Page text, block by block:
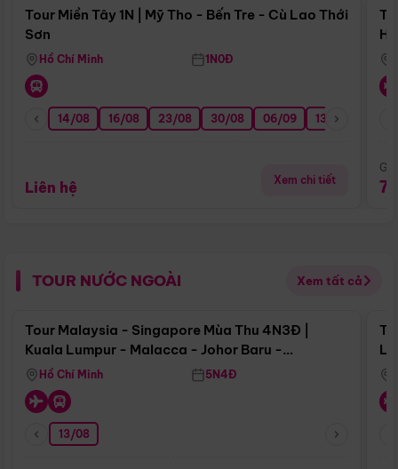
Tour Miền Tây 1N | Mỹ Tho - Bến Tre - Cù Lao Thới
Sơn
Hồ Chí Minh 1N0Đ
14/08 16/08 23/08 30/08 06/09 13/09
Liên hệ Xem chi tiết
TOUR NƯỚC NGOÀI Xem tất cả
Điểm nổi bật
Tour Malaysia - Singapore Mùa Thu 4N3Đ |
Kuala Lumpur - Malacca - Johor Baru -
Singapore
Hồ Chí Minh 5N4Đ
13/08